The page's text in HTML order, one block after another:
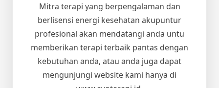
Mitra terapi yang berpengalaman dan
berlisensi energi kesehatan akupuntur
profesional akan mendatangi anda untu
memberikan terapi terbaik pantas dengan
kebutuhan anda, atau anda juga dapat
mengunjungi website kami hanya di